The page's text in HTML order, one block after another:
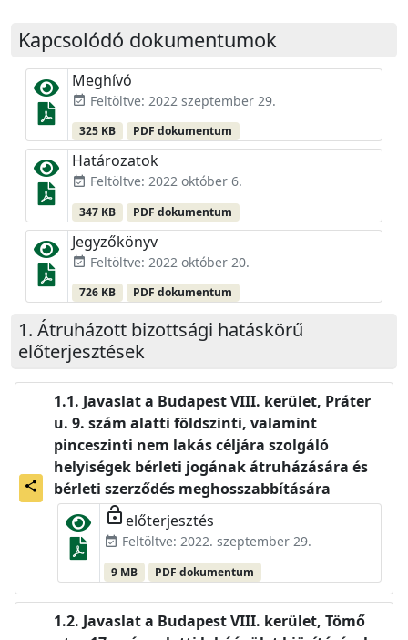
Kapcsolódó dokumentumok
Meghívó
event_available Feltöltve: 2022 szeptember 29.
325 KB PDF dokumentum
Határozatok
event_available Feltöltve: 2022 október 6.
347 KB PDF dokumentum
Jegyzőkönyv
event_available Feltöltve: 2022 október 20.
726 KB PDF dokumentum
Átruházott bizottsági hatáskörű
előterjesztések
share
Javaslat a Budapest VIII. kerület, Práter
u. 9. szám alatti földszinti, valamint
pinceszinti nem lakás céljára szolgáló
helyiségek bérleti jogának átruházására és
bérleti szerződés meghosszabbítására
lock_open előterjesztés
event_available Feltöltve: 2022. szeptember 29.
9 MB PDF dokumentum
Javaslat a Budapest VIII. kerület, Tömő